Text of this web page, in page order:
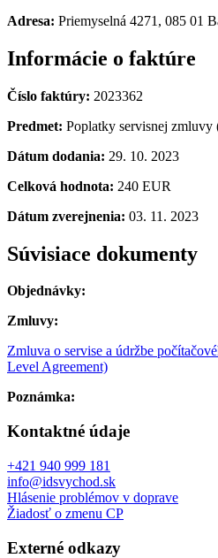
Adresa: Priemyselná 4271, 085 01
Informácie o faktúre
Číslo faktúry: 2023362
Predmet: Poplatky servisnej zmluvy
Dátum dodania: 29. 10. 2023
Celková hodnota: 240 EUR
Dátum zverejnenia: 03. 11. 2023
Súvisiace dokumenty
Objednávky:
Zmluvy:
Zmluva o servise a údržbe
Level Agreement)
Poznámka:
Kontaktné údaje
+421 940 999 181
info@idsvychod.sk
Hlásenie problémov v doprave
Žiadosť o zmenu CP
Externé odkazy